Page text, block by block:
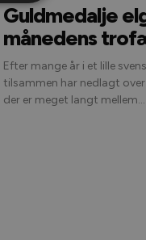
Guldmedalje
månedens
Efter mange år i et lille
tilsammen har nedlagt
der er meget langt mellem...